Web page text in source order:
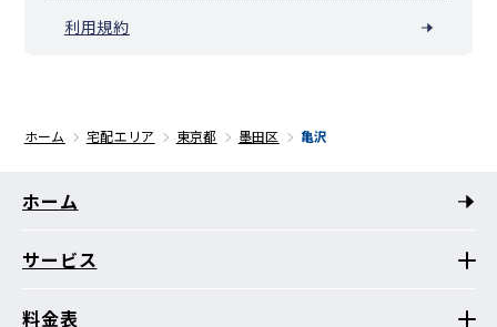
利用規約
ホーム 宅配エリア 東京都 墨田区 亀沢
ホーム
サービス
料金表